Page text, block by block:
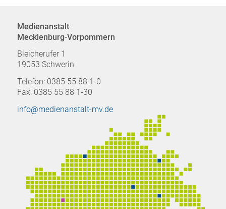
Medienanstalt
Mecklenburg-Vorpommern
Bleicherufer 1
19053 Schwerin
Telefon: 0385 55 88 1-0
Fax: 0385 55 88 1-30
info@medienanstalt-mv.de